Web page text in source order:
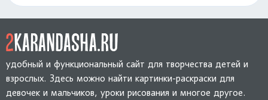
удобный и функциональный сайт для творчества детей и
взрослых. Здесь можно найти картинки-раскраски для
девочек и мальчиков, уроки рисования и многое другое.